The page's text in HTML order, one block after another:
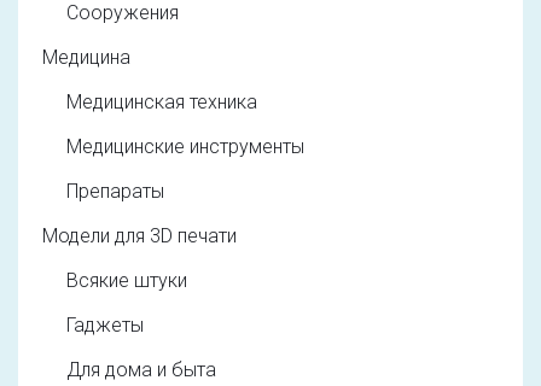
Сооружения
Медицина
Медицинская техника
Медицинские инструменты
Препараты
Модели для 3D печати
Всякие штуки
Гаджеты
Для дома и быта